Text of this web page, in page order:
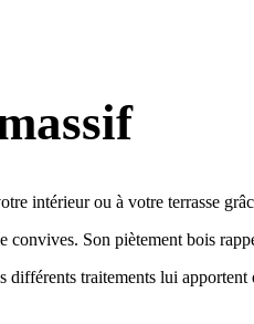
intérieur ou à votre terrasse
Son piètement bois
différents traitements lui